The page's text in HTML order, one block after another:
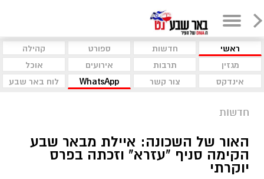
ראשי חדשות ספורט
קהילה
מגזין
תרבות אירועים
אוכל
אינדקס
צור קשר WhatsApp לוח באר שבע
חדשות
האור של השכונה: איילת מבאר שבע
הקימה סניף "עזרא" וזכתה בפרס
יוקרתי